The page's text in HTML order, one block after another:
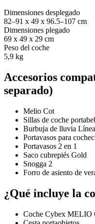
Dimensiones desplegado
82–91 x 49 x 96.5–107 cm
Dimensiones plegado
69 x 49 x 29 cm
Peso del coche
5,9 kg
Accesorios
separado)
Melio Cot
Sillas de coche
Burbuja de lluvia
Portavasos para
Portavasos 2 en 1
Saco cubrepiés Gold
Snogga 2
Forro de asiento de
¿Qué incluye la
Coche Cybex MELIO